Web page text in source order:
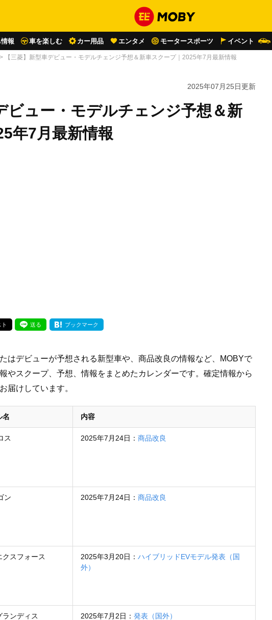
報 車を楽しむ カー用品 エンタメ モータースポーツ イベント
> 【三菱】新型車デビュー・モデルチェンジ予想＆新車スクープ｜2025年7月最新情報
2025年07月25日更新
ビュー・モデルチェンジ予想＆新
年7月最新情報
ト 送る ブックマーク
はデビューが予想される新型車や、商品改良の情報など、MOBYで
やスクープ、予想、情報をまとめたカレンダーです。確定情報から
届けしています。
名 内容
ス 2025年7月24日： 商品改良
ン 2025年7月24日： 商品改良
クスフォース 2025年3月20日： ハイブリッドEVモデル発表（国
外）
ランディス 2025年7月2日： 発表（国外）